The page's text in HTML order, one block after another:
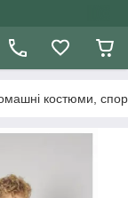
костюми,